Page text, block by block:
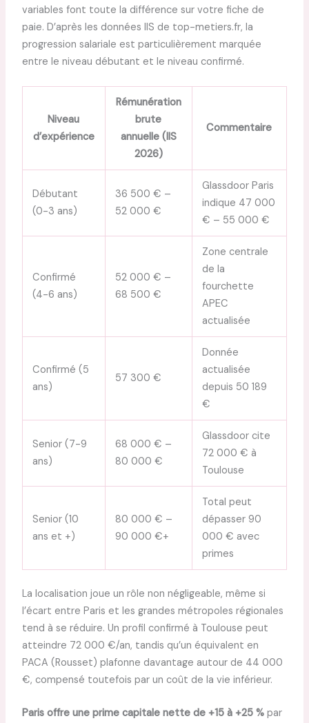
variables font toute la différence sur votre fiche de
paie. D’après les données IIS de top-metiers.fr, la
progression salariale est particulièrement marquée
entre le niveau débutant et le niveau confirmé.
Niveau
d’expérience
Rémunération
brute
annuelle (IIS
2026)
Commentaire
Débutant
(0-3 ans)
36 500 € –
52 000 €
Glassdoor Paris
indique 47 000
€ – 55 000 €
Confirmé
(4-6 ans)
52 000 € –
68 500 €
Zone centrale
de la
fourchette
APEC
actualisée
Confirmé (5
ans)
57 300 €
Donnée
actualisée
depuis 50 189
€
Senior (7-9
ans)
68 000 € –
80 000 €
Glassdoor cite
72 000 € à
Toulouse
Senior (10
ans et +)
80 000 € –
90 000 €+
Total peut
dépasser 90
000 € avec
primes
La localisation joue un rôle non négligeable, même si
l’écart entre Paris et les grandes métropoles régionales
tend à se réduire. Un profil confirmé à Toulouse peut
atteindre 72 000 €/an, tandis qu’un équivalent en
PACA (Rousset) plafonne davantage autour de 44 000
€, compensé toutefois par un coût de la vie inférieur.
Paris offre une prime capitale nette de +15 à +25 %par